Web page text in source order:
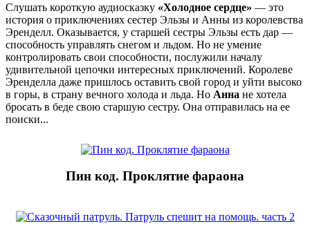
Слушать короткую аудиосказку «Холодное сердце» — это
история о приключениях сестер Эльзы и Анны из королевства
Эренделл. Оказывается, у старшей сестры Эльзы есть дар —
способность управлять снегом и льдом. Но не умение
контролировать свои способности, послужили началу
удивительной цепочки интересных приключений. Королеве
Эренделла даже пришлось оставить свой город и уйти высоко
в горы, в страну вечного холода и льда. Но Анна не хотела
бросать в беде свою старшую сестру. Она отправилась на ее
поиски...
Пин код. Проклятие фараона